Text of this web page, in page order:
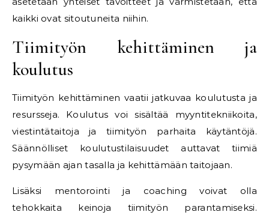
kaikki ovat sitoutuneita niihin.
Tiimityön kehittäminen ja
koulutus
Tiimityön kehittäminen vaatii jatkuvaa koulutusta ja
resursseja. Koulutus voi sisältää myyntitekniikoita,
viestintätaitoja ja tiimityön parhaita käytäntöjä.
Säännölliset koulutustilaisuudet auttavat tiimiä
pysymään ajan tasalla ja kehittämään taitojaan.
Lisäksi mentorointi ja coaching voivat olla
tehokkaita keinoja tiimityön parantamiseksi.